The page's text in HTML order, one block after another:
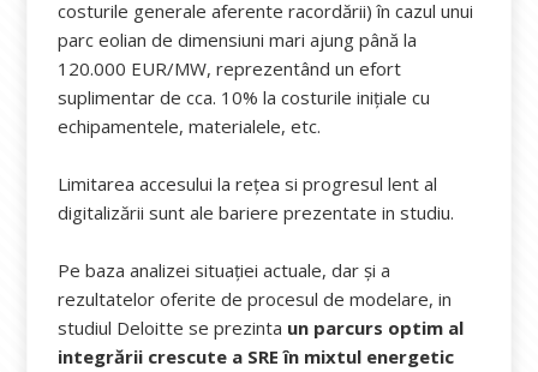
costurile generale aferente racordării) în cazul unui
parc eolian de dimensiuni mari ajung până la
120.000 EUR/MW, reprezentând un efort
suplimentar de cca. 10% la costurile inițiale cu
echipamentele, materialele, etc.
Limitarea accesului la rețea si progresul lent al
digitalizării sunt ale bariere prezentate in studiu.
Pe baza analizei situației actuale, dar și a
rezultatelor oferite de procesul de modelare, in
studiul Deloitte se prezinta un parcurs optim al
integrării crescute a SRE în mixtul energetic